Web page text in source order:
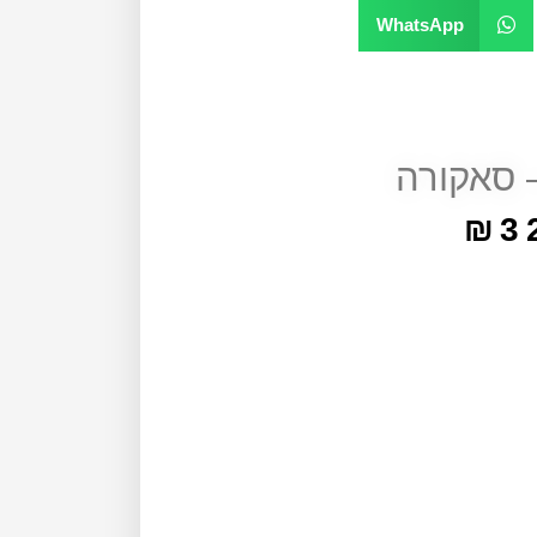
WhatsApp
סאקורה
₪